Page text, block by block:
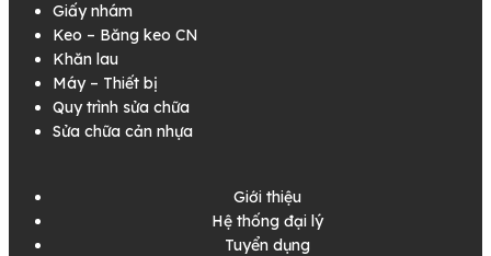
Giấy nhám
Keo – Băng keo CN
Khăn lau
Máy – Thiết bị
Quy trình sửa chữa
Sửa chữa cản nhựa
Giới thiệu
Hệ thống đại lý
Tuyển dụng